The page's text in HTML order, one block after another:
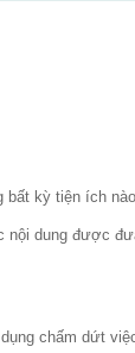
bất kỳ tiện ích
dung được
chấm dứt